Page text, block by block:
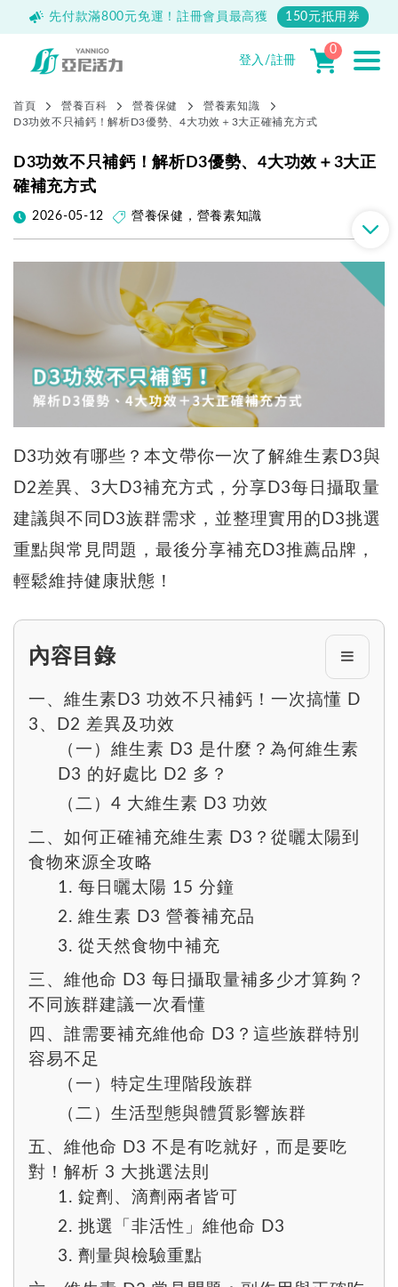
先付款滿800元免運！註冊會員最高獲 150元抵用券
登入/註冊
0
首頁 營養百科 營養保健
營養素知識
D3功效不只補鈣！解析D3優勢、4大功效＋3大正確補充方式
D3功效不只補鈣！解析D3優勢、4大功效＋3大正
確補充方式
2026-05-12 營養保健 ， 營養素知識
D3功效有哪些？本文帶你一次了解維生素D3與
D2差異、3大D3補充方式，分享D3每日攝取量
建議與不同D3族群需求，並整理實用的D3挑選
重點與常見問題，最後分享補充D3推薦品牌，
輕鬆維持健康狀態！
內容目錄
一、維生素D3 功效不只補鈣！一次搞懂 D
3、D2 差異及功效
（一）維生素 D3 是什麼？為何維生素
D3 的好處比 D2 多？
（二）4 大維生素 D3 功效
二、如何正確補充維生素 D3？從曬太陽到
食物來源全攻略
1. 每日曬太陽 15 分鐘
2. 維生素 D3 營養補充品
3. 從天然食物中補充
三、維他命 D3 每日攝取量補多少才算夠？
不同族群建議一次看懂
四、誰需要補充維他命 D3？這些族群特別
容易不足
（一）特定生理階段族群
（二）生活型態與體質影響族群
五、維他命 D3 不是有吃就好，而是要吃
對！解析 3 大挑選法則
1. 錠劑、滴劑兩者皆可
2. 挑選「非活性」維他命 D3
3. 劑量與檢驗重點